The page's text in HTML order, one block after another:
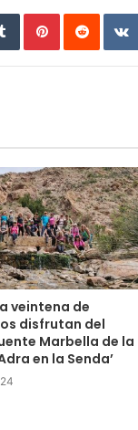
TumblrPinterestReddit
veintena de
disfrutan del
Marbella de la
en la Senda’